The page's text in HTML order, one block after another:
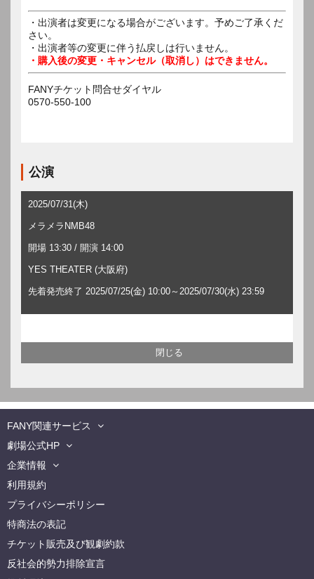
・出演者は変更になる場合がございます。予めご了承くだ
さい。
・出演者等の変更に伴う払戻しは行いません。
・購入後の変更・キャンセル（取消し）はできません。
FANYチケット問合せダイヤル
0570-550-100
公演
2025/07/31(木)
メラメラNMB48
開場 13:30 / 開演 14:00
YES THEATER (大阪府)
先着発売終了 2025/07/25(金) 10:00～2025/07/30(水) 23:59
FANY関連サービス
劇場公式HP
企業情報
利用規約
プライバシーポリシー
特商法の表記
チケット販売及び観劇約款
反社会的勢力排除宣言